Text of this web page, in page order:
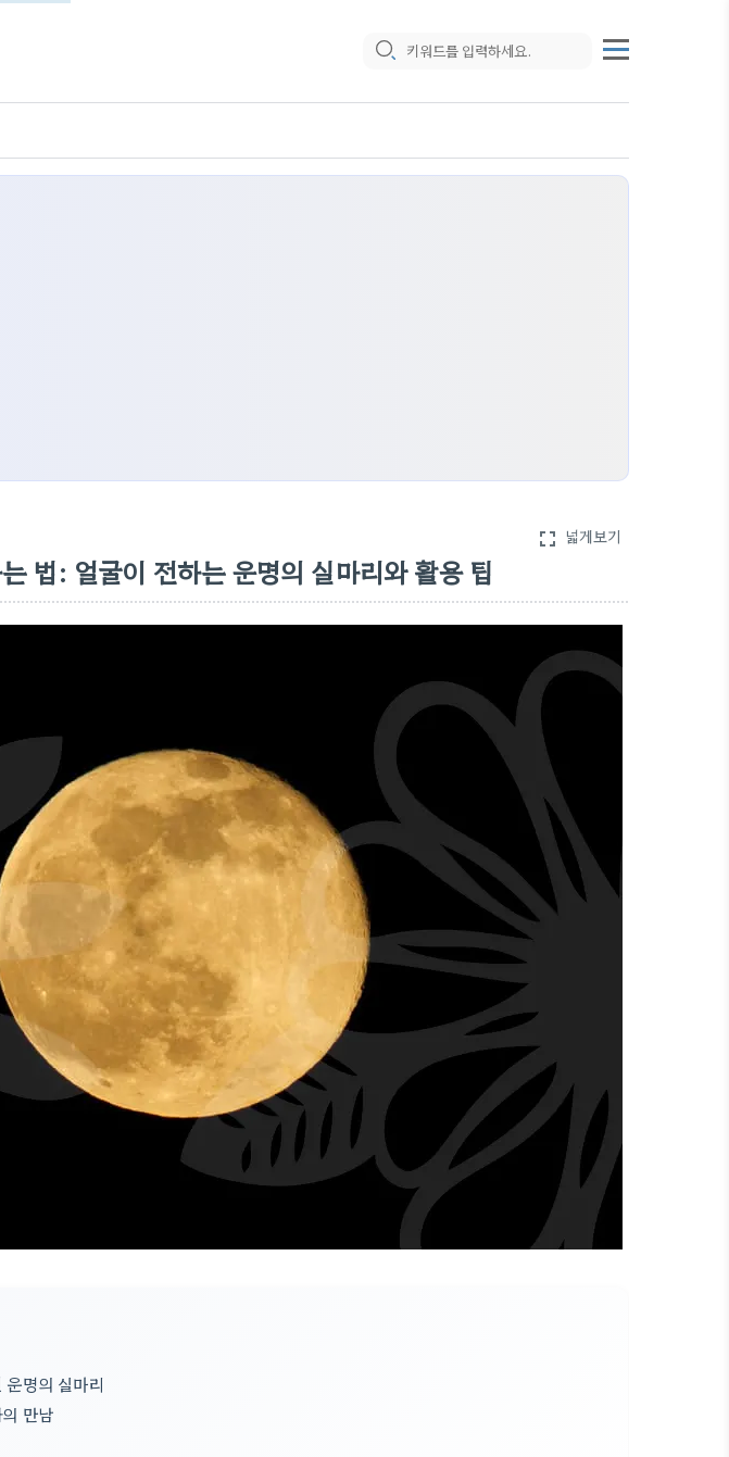
fullscreen 넓게보기
법: 얼굴이 전하는 운명의 실마리와 활용 팁
명의 실마리
만남